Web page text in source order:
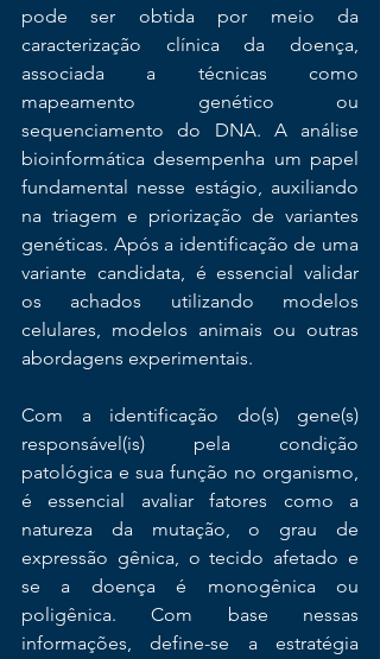
pode ser obtida por meio da
caracterização clínica da doença,
associada a técnicas como
mapeamento genético ou
sequenciamento do DNA. A análise
bioinformática desempenha um papel
fundamental nesse estágio, auxiliando
na triagem e priorização de variantes
genéticas. Após a identificação de uma
variante candidata, é essencial validar
os achados utilizando modelos
celulares, modelos animais ou outras
abordagens experimentais.
Com a identificação do(s) gene(s)
responsável(is) pela condição
patológica e sua função no organismo,
é essencial avaliar fatores como a
natureza da mutação, o grau de
expressão gênica, o tecido afetado e
se a doença é monogênica ou
poligênica. Com base nessas
informações, define-se a estratégia